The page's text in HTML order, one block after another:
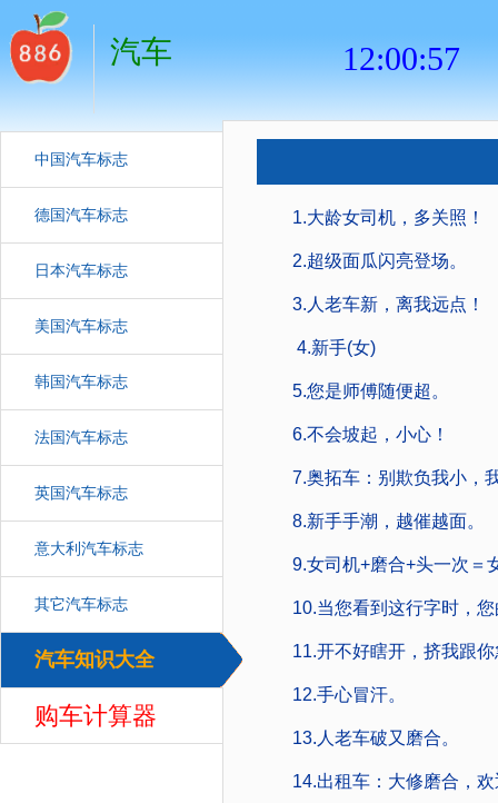
汽车
中国汽车标志
德国汽车标志
日本汽车标志
美国汽车标志
韩国汽车标志
法国汽车标志
英国汽车标志
意大利汽车标志
其它汽车标志
汽车知识大全
购车计算器
1.大龄女司机，多关照！
2.超级面瓜闪亮登场。
3.人老车新，离我远点！
4.新手(女)
5.您是师傅随便超。
6.不会坡起，小心！
7.奥拓车：别欺负我小，
8.新手手潮，越催越面。
9.女司机+磨合+头一次＝
10.当您看到这行字时，您
11.开不好瞎开，挤我跟你
12.手心冒汗。
13.人老车破又磨合。
14.出租车：大修磨合，欢